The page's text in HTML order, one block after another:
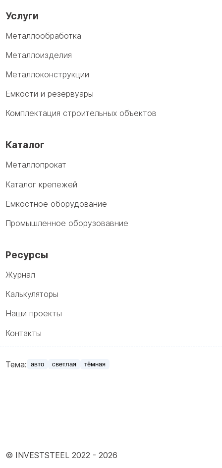
Услуги
Металлообработка
Металлоизделия
Металлоконструкции
Емкости и резервуары
Комплектация строительных объектов
Каталог
Металлопрокат
Каталог крепежей
Емкостное оборудование
Промышленное оборузовавние
Ресурсы
Журнал
Калькуляторы
Наши проекты
Контакты
Тема: авто светлая тёмная
© INVESTSTEEL 2022 - 2026